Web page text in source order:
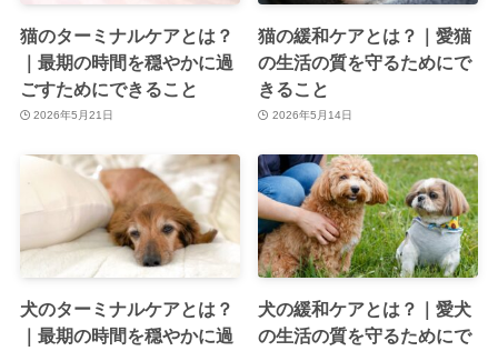
猫のターミナルケアとは？
｜最期の時間を穏やかに過
ごすためにできること
2026年5月21日
猫の緩和ケアとは？｜愛猫
の生活の質を守るためにで
きること
2026年5月14日
犬のターミナルケアとは？
｜最期の時間を穏やかに過
犬の緩和ケアとは？｜愛犬
の生活の質を守るためにで